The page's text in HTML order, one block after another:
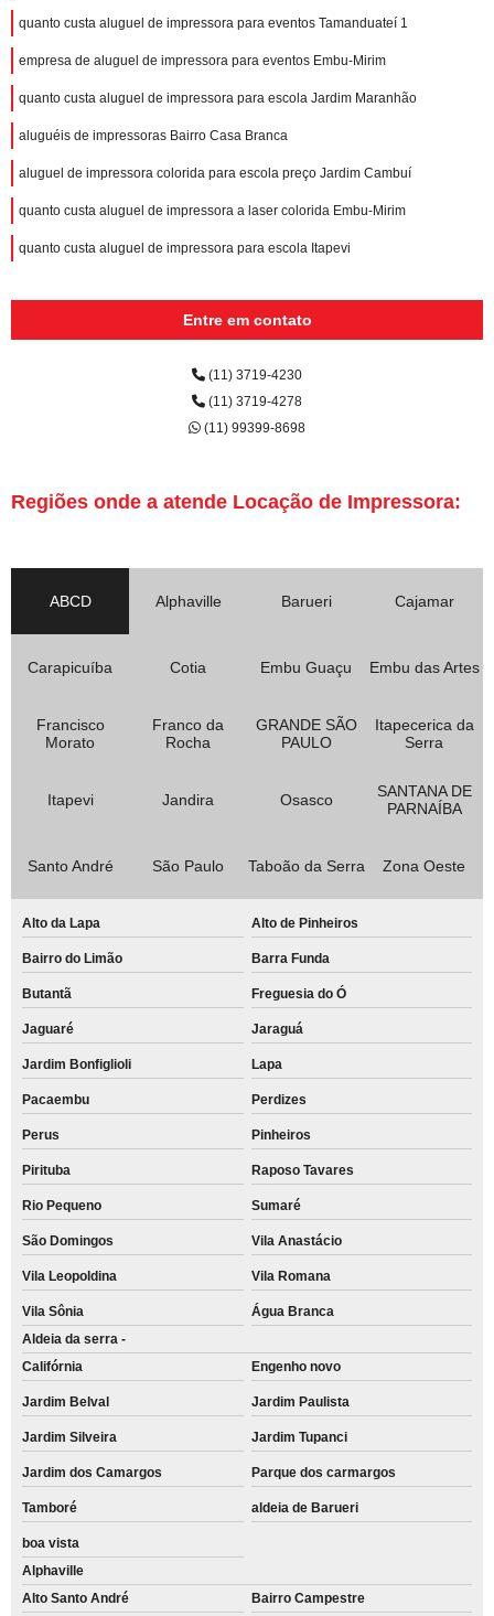
quanto custa aluguel de impressora para eventos Tamanduateí 1
empresa de aluguel de impressora para eventos Embu-Mirim
quanto custa aluguel de impressora para escola Jardim Maranhão
aluguéis de impressoras Bairro Casa Branca
aluguel de impressora colorida para escola preço Jardim Cambuí
quanto custa aluguel de impressora a laser colorida Embu-Mirim
quanto custa aluguel de impressora para escola Itapevi
Entre em contato
(11) 3719-4230
(11) 3719-4278
(11) 99399-8698
Regiões onde a atende Locação de Impressora:
ABCD Alphaville Barueri Cajamar
Carapicuíba Cotia Embu Guaçu Embu das Artes
Francisco
Morato
Franco da
Rocha
GRANDE SÃO
PAULO
Itapecerica da
Serra
Itapevi Jandira Osasco
SANTANA DE
PARNAÍBA
Santo André São Paulo Taboão da Serra Zona Oeste
Alto da Lapa Alto de Pinheiros
Bairro do Limão Barra Funda
Butantã Freguesia do Ó
Jaguaré Jaraguá
Jardim Bonfiglioli Lapa
Pacaembu Perdizes
Perus Pinheiros
Pirituba Raposo Tavares
Rio Pequeno Sumaré
São Domingos Vila Anastácio
Vila Leopoldina Vila Romana
Vila Sônia
Água Branca
Aldeia da serra -
Califórnia
Engenho novo
Jardim Belval Jardim Paulista
Jardim Silveira Jardim Tupanci
Jardim dos Camargos Parque dos carmargos
Tamboré aldeia de Barueri
boa vista
Alphaville
Alto Santo André
Bairro Campestre